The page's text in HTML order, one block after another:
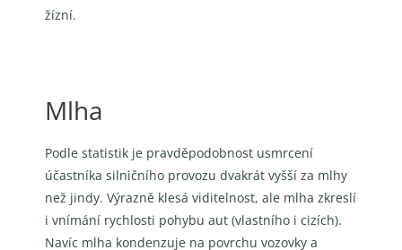
žízní.
Mlha
Podle statistik je pravděpodobnost usmrcení
účastníka silničního provozu dvakrát vyšší za mlhy
než jindy. Výrazně klesá viditelnost, ale mlha zkreslí
i vnímání rychlosti pohybu aut (vlastního i cizích).
Navíc mlha kondenzuje na povrchu vozovky a